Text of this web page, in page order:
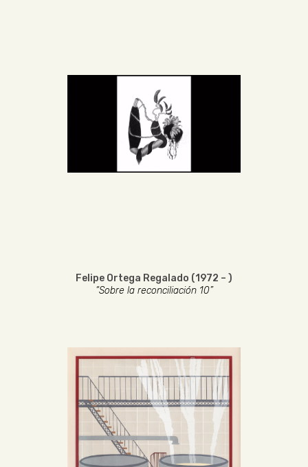
Felipe Ortega Regalado (1972 – )
“Sobre la reconciliación 10”